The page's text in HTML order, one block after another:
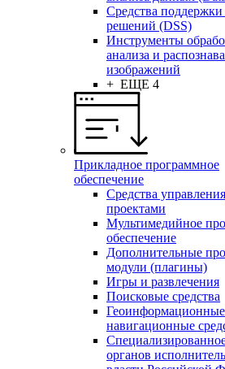
Средства
решений (DSS)
Инструменты
анализа и
изображений
+ ЕЩЕ 4
Прикладное программное
обеспечение
Средства управления
проектами
Мультимедийное
обеспечение
Дополнительные
модули (плагины)
Игры и развлечения
Поисковые средства
навигационные
органов